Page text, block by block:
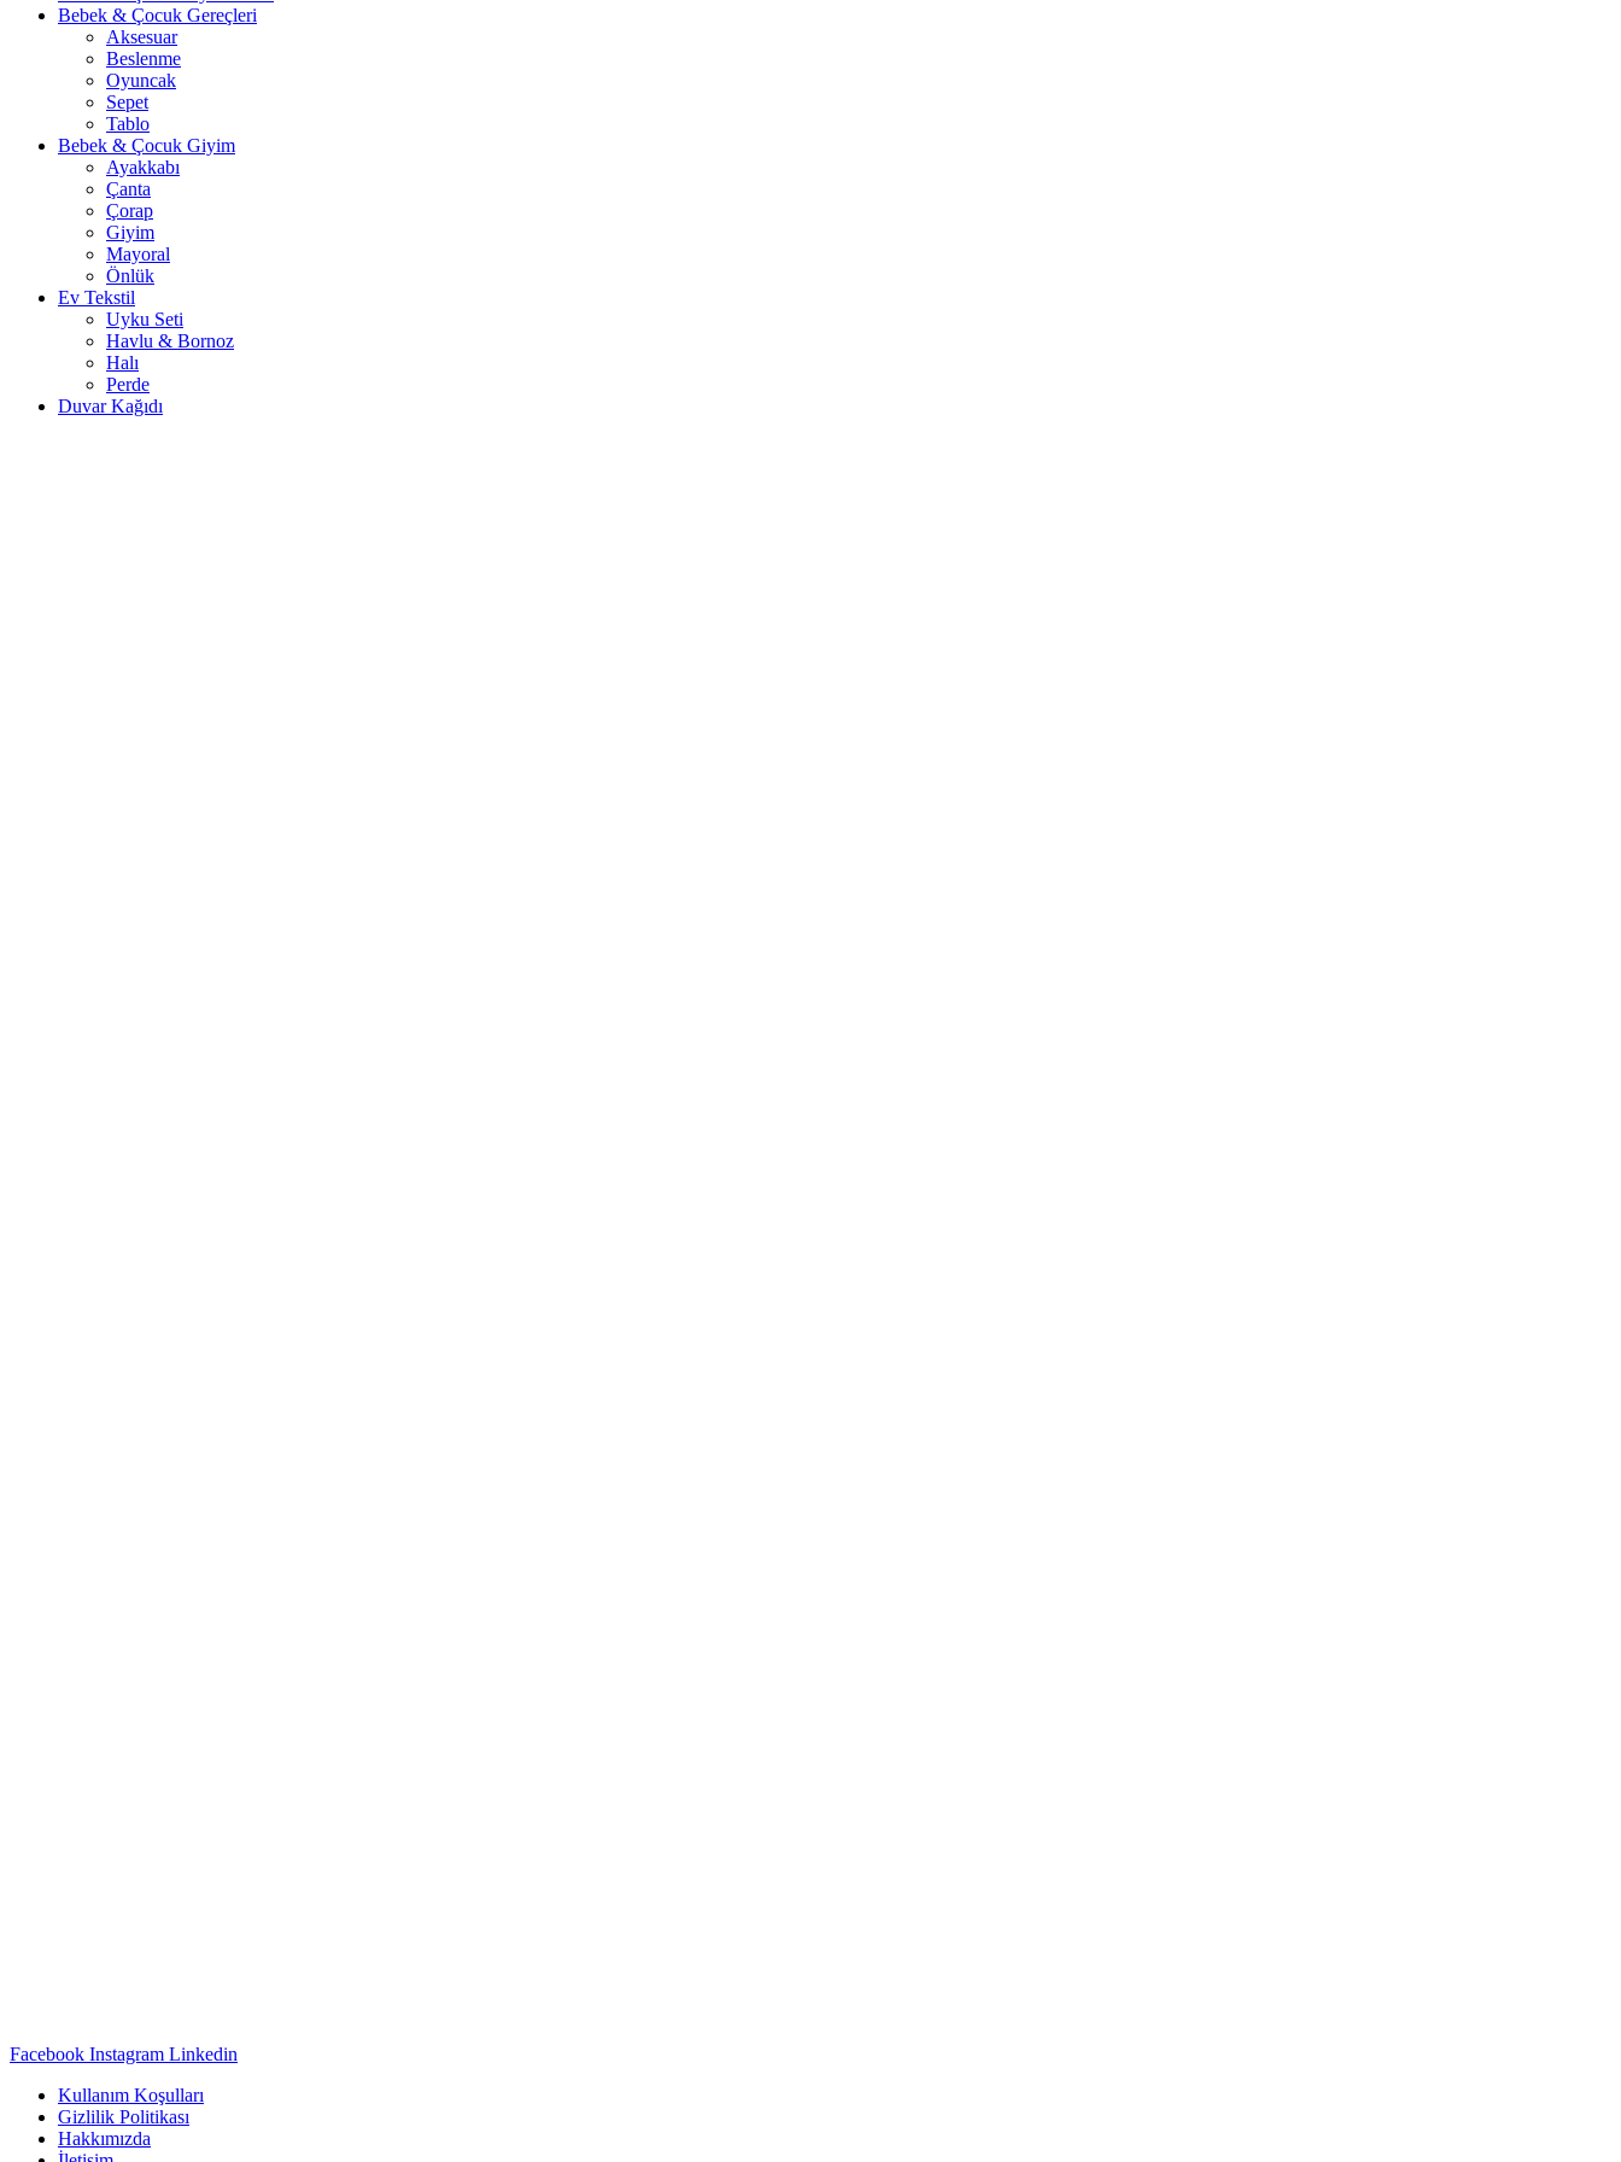
Bebek & Çocuk Gereçleri
Aksesuar
Beslenme
Oyuncak
Sepet
Tablo
Bebek & Çocuk Giyim
Ayakkabı
Çanta
Çorap
Giyim
Mayoral
Önlük
Ev Tekstil
Uyku Seti
Havlu & Bornoz
Halı
Perde
Duvar Kağıdı
Facebook Instagram Linkedin
Kullanım Koşulları
Gizlilik Politikası
Hakkımızda